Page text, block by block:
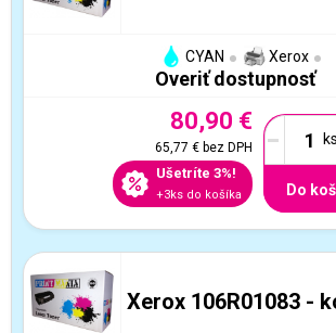
CYAN Xerox
Overiť dostupnosť
80,90 €
65,77 €bez DPH
Ušetríte 3%!
+3ks do košíka
-
Do
Xerox 106R01083 -